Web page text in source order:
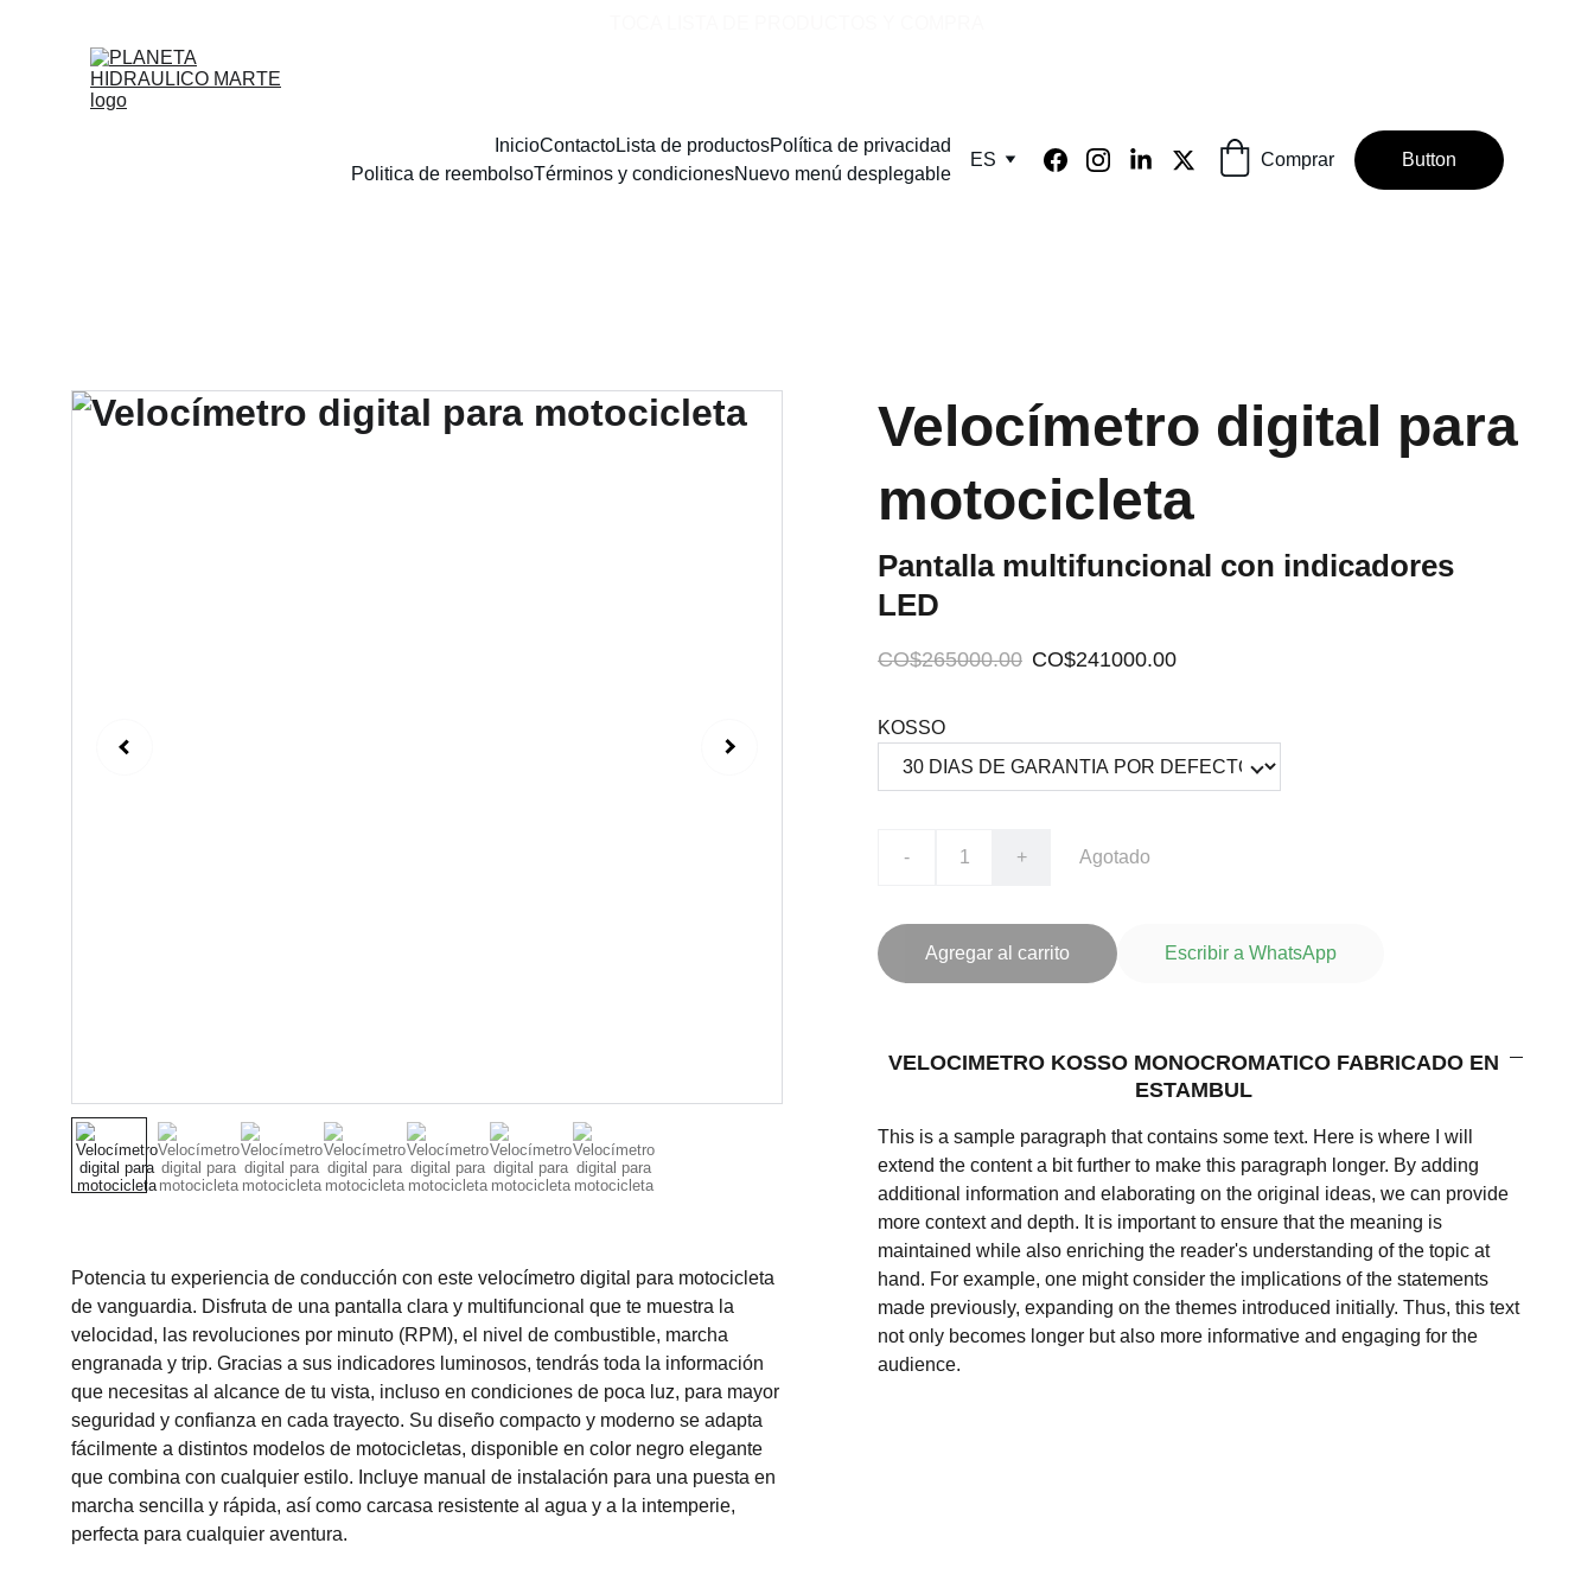
InicioContactoLista de productosPolítica de privacidad
Politica de reembolsoTérminos y condicionesNuevo menú desplegable
ES Comprar Button
Potencia tu experiencia de conducción con este velocímetro digital para motocicleta
de vanguardia. Disfruta de una pantalla clara y multifuncional que te muestra la
velocidad, las revoluciones por minuto (RPM), el nivel de combustible, marcha
engranada y trip. Gracias a sus indicadores luminosos, tendrás toda la información
que necesitas al alcance de tu vista, incluso en condiciones de poca luz, para mayor
seguridad y confianza en cada trayecto. Su diseño compacto y moderno se adapta
fácilmente a distintos modelos de motocicletas, disponible en color negro elegante
que combina con cualquier estilo. Incluye manual de instalación para una puesta en
marcha sencilla y rápida, así como carcasa resistente al agua y a la intemperie,
perfecta para cualquier aventura.
Velocímetro digital para
motocicleta
Pantalla multifuncional con indicadores
LED
CO$265000.00 CO$241000.00
KOSSO
- + Agotado
Agregar al carrito Escribir a WhatsApp
VELOCIMETRO KOSSO MONOCROMATICO FABRICADO EN
ESTAMBUL
This is a sample paragraph that contains some text. Here is where I will
extend the content a bit further to make this paragraph longer. By adding
additional information and elaborating on the original ideas, we can provide
more context and depth. It is important to ensure that the meaning is
maintained while also enriching the reader's understanding of the topic at
hand. For example, one might consider the implications of the statements
made previously, expanding on the themes introduced initially. Thus, this text
not only becomes longer but also more informative and engaging for the
audience.